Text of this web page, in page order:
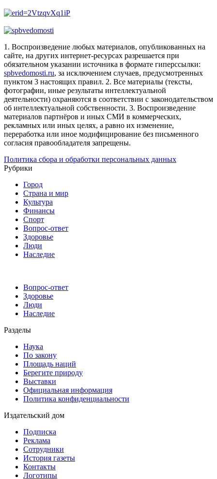
1. Воспроизведение любых материалов, опубликованных на
сайте, на других интернет-ресурсах разрешается при
обязательном указании источника в формате гиперссылки:
spbvedomosti.ru, за исключением случаев, предусмотренных
пунктом 3 настоящих правил. 2. Все материалы (тексты,
фотографии, иные результаты интеллектуальной
деятельности) охраняются в соответствии с законодательством
об интеллектуальной собственности. 3. Воспроизведение
материалов партнёров и иных СМИ в коммерческих,
рекламных или иных целях, а равно их изменение,
переработка или иное модифицирование без письменного
согласия правообладателя запрещены.
Политика сбора и обработки персональных данных
Рубрики
Город
Страна и мир
Культура
Финансы
Спорт
Вопрос-ответ
Здоровье
Люди
Наследие
Вопрос-ответ
Здоровье
Люди
Наследие
Разделы
Наука
По закону
Площадь наций
Берегите природу
Выставки
Официальная информация
Политика конфиденциальности
Издательский дом
Подписка
Реклама
Сотрудники
История газеты
Контакты
Логотипы